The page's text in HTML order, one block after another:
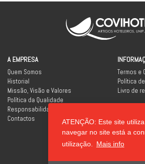
ATENÇÃO: Este site
navegar no site está a
utilização.
Mais info
A EMPRESA
Quem Somos
Historial
Missão, Visão e Valores
Política da Qualidade
Responsabilidade Social
Contactos
Termos e
Política
Livro de
REDES SOCIAIS